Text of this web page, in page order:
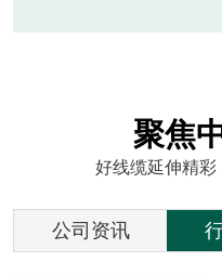
聚焦
好线缆延伸精
公司资讯